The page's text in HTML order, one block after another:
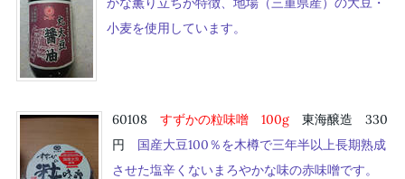
小麦を使用しています。
60108 すずかの粒味噌 100g東海醸造 330
円 国産大豆100％を木樽で三年半以上長期熟成
させた塩辛くないまろやかな味の赤味噌です。